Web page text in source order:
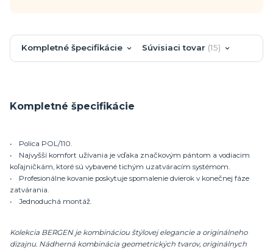
Kompletné špecifikácie Súvisiaci tovar 15
Kompletné špecifikácie
• Polica POL/110.
• Najvyšší komfort užívania je vďaka značkovým pántom a vodiacim
koľajničkám, ktoré sú vybavené tichým uzatváracím systémom.
• Profesionálne kovanie poskytuje spomalenie dvierok v konečnej fáze
zatvárania.
• Jednoduchá montáž.
Kolekcia BERGEN je kombináciou štýlovej elegancie a originálneho
dizajnu. Nádherná kombinácia geometrických tvarov, originálnych